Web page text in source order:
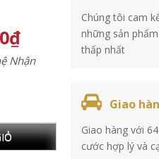
₫
Nhận
Chúng tôi cam
những sản
thấp nhất
Giao
Giao hàng với
cước hợp lý và